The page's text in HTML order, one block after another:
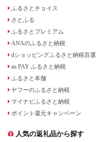
ふるさとチョイス
さとふる
ふるさとプレミアム
ANAのふるさと納税
dショッピングふるさと納税百選
au PAY ふるさと納税
ふるさと本舗
ヤフーのふるさと納税
マイナビふるさと納税
ポイント還元キャンペーン
人気の返礼品から探す